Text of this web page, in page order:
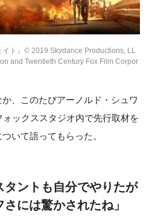
イト』© 2019 Skydance Productions, LL
and Twentieth Century Fox Film Corpor
、このたびアーノルド・シュワ
ックススタジオ内で先行取材を
いて語ってもらった。
タントも自分でやりたが
には驚かされたね」